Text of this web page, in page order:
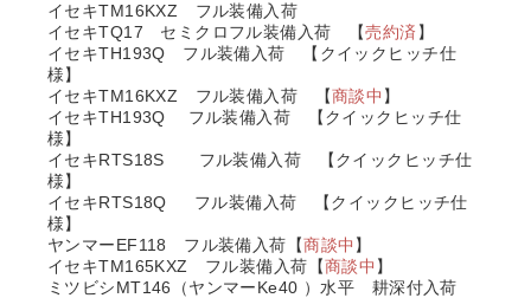
イセキTM16KXZ フル装備入荷
イセキTQ17 セミクロフル装備入荷 【売約済 】
イセキTH193Q フル装備入荷 【クイックヒッチ仕
様】
イセキTM16KXZ フル装備入荷 【商談中 】
イセキTH193Q フル装備入荷 【クイックヒッチ仕
様】
イセキRTS18S フル装備入荷 【クイックヒッチ仕
様】
イセキRTS18Q フル装備入荷 【クイックヒッチ仕
様】
ヤンマーEF118 フル装備入荷【商談中 】
イセキTM165KXZ フル装備入荷【商談中 】
ミツビシMT146（ヤンマーKe40 ）水平 耕深付入荷